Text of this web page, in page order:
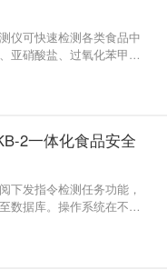
仪可快速检测各类食品中
亚硝酸盐、过氧化苯甲
素、酸价、过氧化值、重
2一体化食品安全
下发指令检测任务功能，
数据库。操作系统在不用
可直接上传至监管系统。